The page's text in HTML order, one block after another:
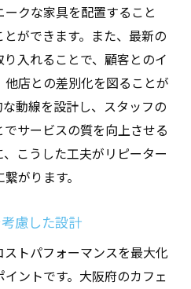
クな家具を配置すること
ができます。また、最新の
入れることで、顧客とのイ
店との差別化を図ることが
動線を設計し、スタッフの
サービスの質を向上させる
こうした工夫がリピーター
がります。
慮した設計
トパフォーマンスを最大化
ントです。大阪府のカフェ